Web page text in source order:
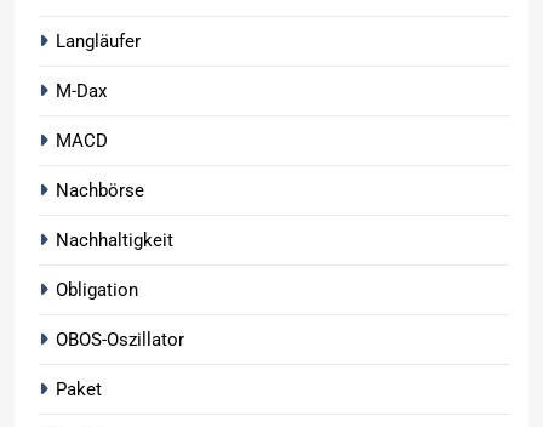
Langläufer
M-Dax
MACD
Nachbörse
Nachhaltigkeit
Obligation
OBOS-Oszillator
Paket